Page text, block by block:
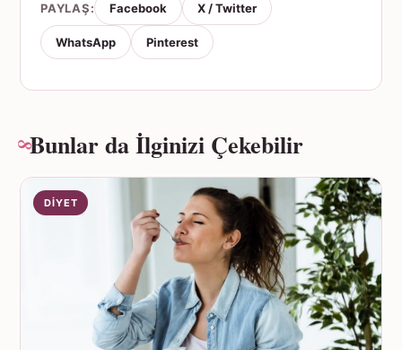
PAYLAŞ: Facebook X / Twitter
WhatsApp Pinterest
Bunlar da İlginizi Çekebilir
DIYET